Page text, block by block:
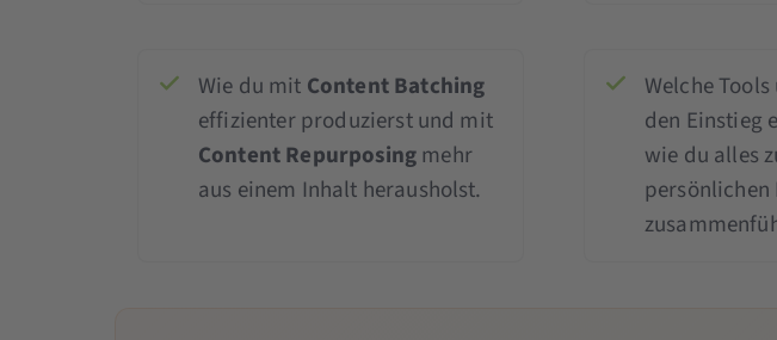
Wie du mit Content Batching
effizienter produzierst und mit
Content Repurposingmehr
aus einem Inhalt herausholst.
Welche
den Einstieg
wie du alles
persönlichen